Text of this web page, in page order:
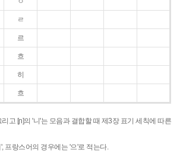
ㄹ
르
흐
히
흐
리고 [ɲ]의 '니'는 모음과 결합할 때 제3장 표기 세칙에 따른
프랑스어의 경우에는 '으'로 적는다.